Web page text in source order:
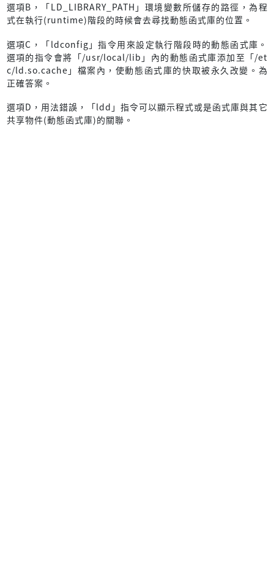
選項B，「LD_LIBRARY_PATH」環境變數所儲存的路徑，為程
式在執行(runtime)階段的時候會去尋找動態函式庫的位置。
選項C，「ldconfig」指令用來設定執行階段時的動態函式庫。
選項的指令會將「/usr/local/lib」內的動態函式庫添加至「/et
c/ld.so.cache」檔案內，使動態函式庫的快取被永久改變。為
正確答案。
選項D，用法錯誤，「ldd」指令可以顯示程式或是函式庫與其它
共享物件(動態函式庫)的關聯。